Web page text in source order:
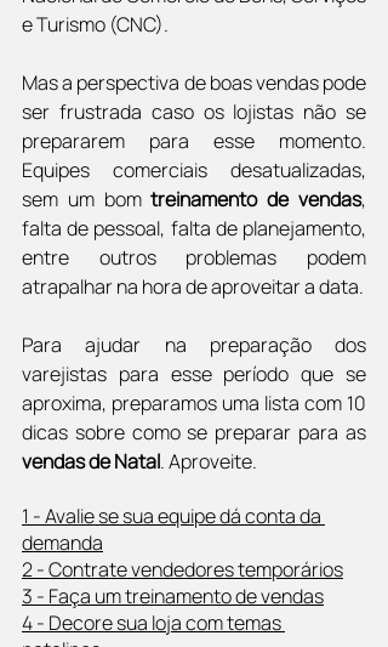
e Turismo (CNC).
Mas a perspectiva de boas vendas pode
ser frustrada caso os lojistas não se
prepararem para esse momento.
Equipes comerciais desatualizadas,
sem um bom treinamento de vendas,
falta de pessoal, falta de planejamento,
entre outros problemas podem
atrapalhar na hora de aproveitar a data.
Para ajudar na preparação dos
varejistas para esse período que se
aproxima, preparamos uma lista com 10
vendas de Natal. Aproveite.
1 - Avalie se sua equipe dá conta da
demanda
2 - Contrate vendedores temporários
3 - Faça um treinamento de vendas
4 - Decore sua loja com temas